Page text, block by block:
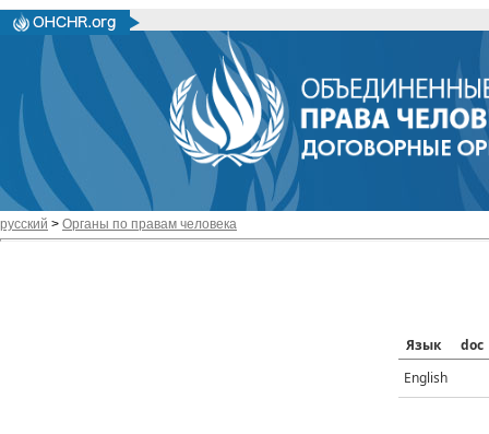
русский > Органы по правам человека
Язык
doc
English